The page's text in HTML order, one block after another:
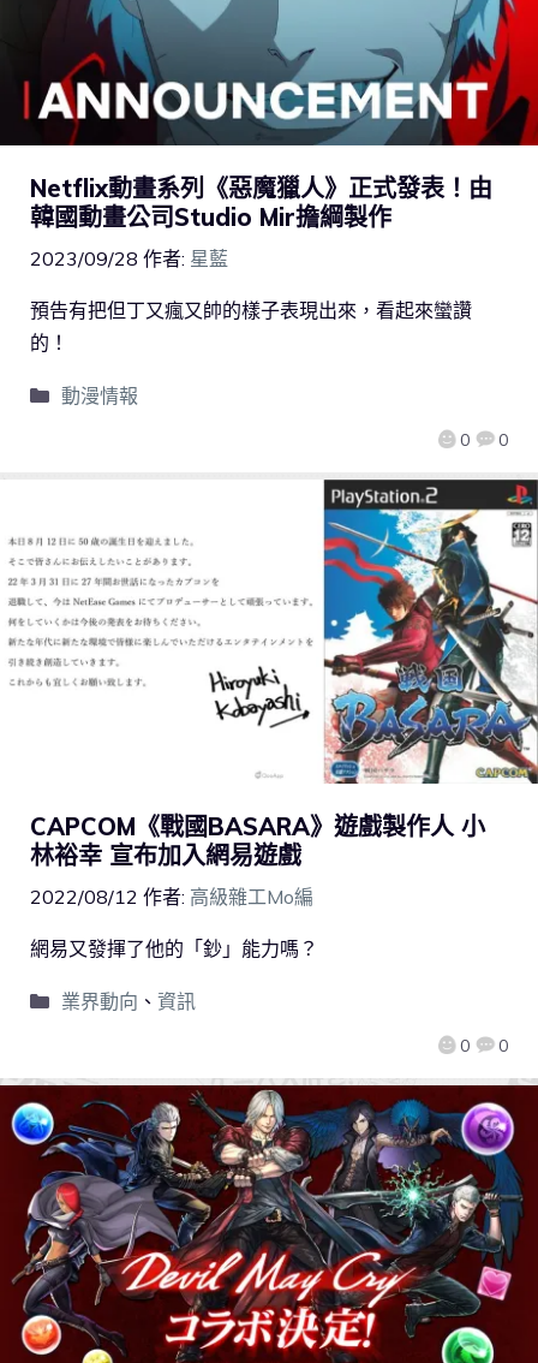
Netflix動畫系列《惡魔獵人》正式發表！由
韓國動畫公司Studio Mir擔綱製作
2023/09/28 作者: 星藍
0 0
預告有把但丁又瘋又帥的樣子表現出來，看起來蠻讚
的！
動漫情報
CAPCOM《戰國BASARA》遊戲製作人 小
林裕幸 宣布加入網易遊戲
2022/08/12 作者: 高級雜工Mo編
0 0
網易又發揮了他的「鈔」能力嗎？
業界動向 、 資訊